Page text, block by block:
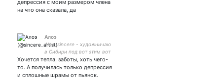
депрессия с моим размером члена
на что она сказала, да
Алоэ
Aloe_sincere - художничаю
в Сибири под вот этим вот
названием!
Хочется тепла, заботы, хоть чего-
то. А получилась только депрессия
и сплошные шрамы от пьянок.